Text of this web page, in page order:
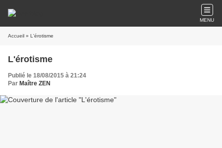
MENU
Accueil » L'érotisme
L'érotisme
Publié le 18/08/2015 à 21:24
Par Maître ZEN